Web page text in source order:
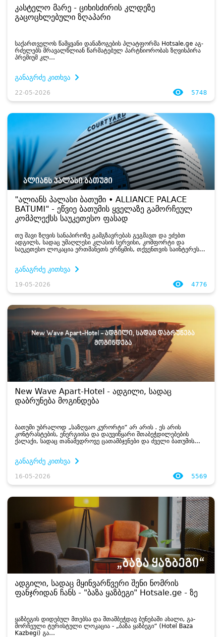
კასტელო მარე - ციხისძირის კლდეზე
გაცოცხლებული ზღაპარი
სა­ქარ­თვე­ლოს წამ­ყვა­ნი და­ნა­ზო­გე­ბის პლატ­ფორ­მა Hotsale.ge აგ­
რძე­ლებს მრა­ვალ­წლი­ან წარ­მა­ტე­ბულ პარტნი­ო­რო­ბას ზღვის­პი­რა
პრე­მი­უმ კლ...
განაგრძე კითხვა
22-05-2026 5748
"ალიანს პალასი ბათუმი • ALLIANCE PALACE
BATUMI" - ეწვიე ბათუმის ყველაზე გამორჩეულ
კომპლექსს საუკეთესო ფასად
თუ შავი ზღვის სანაპიროზე გამგზავრებას გეგმავთ და ეძებთ
ადგილს, სადაც უმაღლესი კლასის სერვისი, კომფორტი და
საუკეთესო ლოკაცია ერთმანეთს ერწყმის, თქვენთვის საინტერესო
განაგრძე კითხვა
19-05-2026 4776
New Wave Apart-Hotel - ადგილი, სადაც
დაბრუნება მოგინდება
ბათუმი უბრალოდ „საზღვაო კურორტი“ არ არის . ეს არის
კონტრასტების, ენერგიისა და დაუვიწყარი შთაბეჭდილებების
ქალაქი, სადაც თანამედროვე ცათამბჯენები და ძველი ბათუმის
განაგრძე კითხვა
16-05-2026 5569
ადგილი, სადაც მყინვარწვერი შენი ნომრის
ფანჯრიდან ჩანს - "ბაზა ყაზბეგი" Hotsale.ge - ზე
ყაზ­ბე­გის დი­დე­ბულ მთებ­სა და შთამ­ბეჭ­დავ ბუ­ნე­ბა­ში ახა­ლი, გა­
მორ­ჩე­უ­ლი ტუ­რის­ტუ­ლი ლო­კა­ცია - „ბაზა ყაზ­ბე­გი“ (Hotel Baza
Kazbegi) გა­...